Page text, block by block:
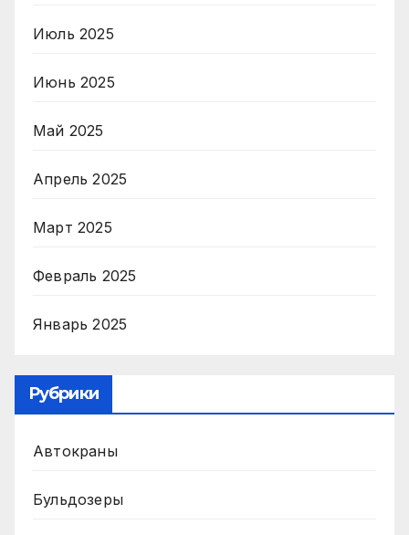
Июль 2025
Июнь 2025
Май 2025
Апрель 2025
Март 2025
Февраль 2025
Январь 2025
Рубрики
Автокраны
Бульдозеры